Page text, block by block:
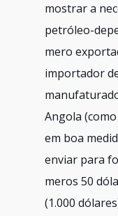
mostrar a
petróleo-
mero
importador
Angola
em boa
enviar para
meros 50
(1.000